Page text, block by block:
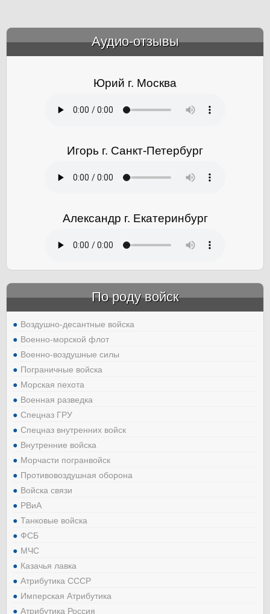
Аудио-отзывы
Юрий г. Москва
Игорь г. Санкт-Петербург
Александр г. Екатеринбург
По роду войск
Воздушно-десантные войска
Военно-морской флот
Военно-воздушные силы
Пограничные войска
Морская пехота
Военная разведка
Спецназ ГРУ
Спецназ внутренних войск
Внутренние войска
Морчасти погранвойск
Противовоздушная оборона
Войска связи
РВиА
Танковые войска
ФСБ
МЧС
Казачья лавка
Атрибутика СССР
Имперская Атрибутика
Атрибутика Россия